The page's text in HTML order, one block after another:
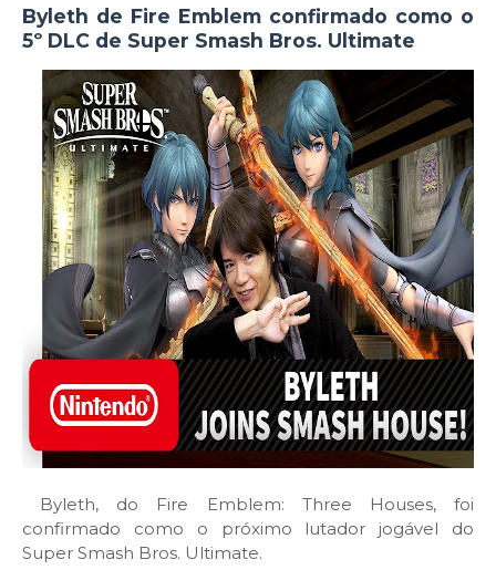
Byleth de Fire Emblem confirmado como o
5º DLC de Super Smash Bros. Ultimate
Byleth, do Fire Emblem: Three Houses, foi
confirmado como o próximo lutador jogável do
Super Smash Bros. Ultimate.